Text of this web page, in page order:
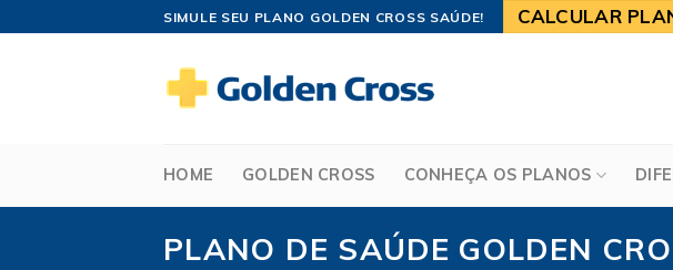
SIMULE SEU PLANO GOLDEN CROSS SAÚDE! CALCULAR
HOME GOLDEN CROSS CONHEÇA OS PLANOS
PLANO DE SAÚDE GOLDEN